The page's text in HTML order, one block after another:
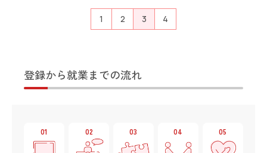
1 2 3 4
登録から就業までの流れ
01 02 03 04 05